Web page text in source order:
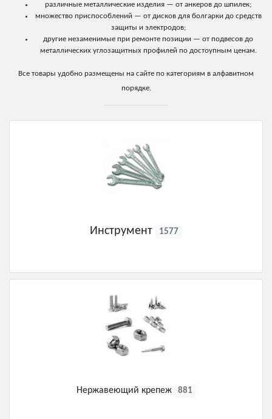
различные металлические изделия — от анкеров до шпилек;
множество приспособлений — от дисков для болгарки до средств
защиты и электродов;
другие незаменимые при ремонте позиции — от подвесов до
металлических углозащитных профилей по достоупным ценам.
Все товары удобно размещены на сайте по категориям в алфавитном
порядке.
Инструмент 1577
Нержавеющий крепеж 881